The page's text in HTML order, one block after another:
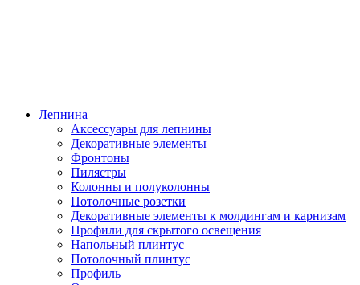
Лепнина
Аксессуары для лепнины
Декоративные элементы
Фронтоны
Пилястры
Колонны и полуколонны
Потолочные розетки
Декоративные элементы к молдингам и карнизам
Профили для скрытого освещения
Напольный плинтус
Потолочный плинтус
Профиль